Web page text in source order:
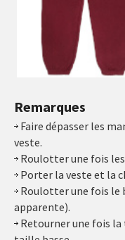
Remarques
Faire dépasser les
veste.
Roulotter une fois
Porter la veste et la
Roulotter une fois le
apparente).
Retourner une fois